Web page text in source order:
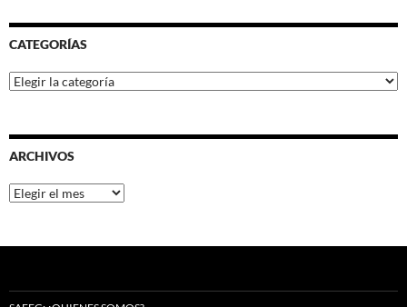
CATEGORÍAS
Categorías
ARCHIVOS
Archivos